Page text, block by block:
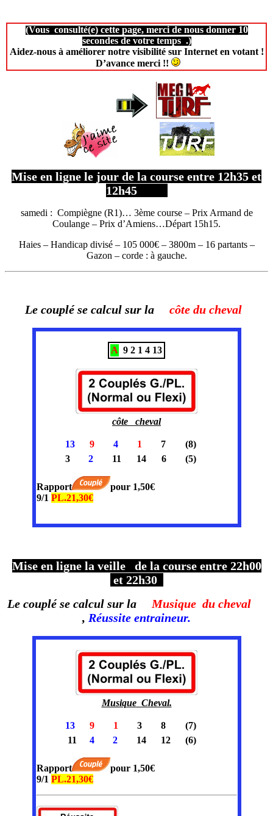
(Vous consulté(e) cette page, merci de nous donner 10
secondes de votre temps .)
Aidez-nous à améliorer notre visibilité sur Internet en votant !
D’avance merci !!
Mise en ligne le jour de la course entre 12h35 et
12h45
samedi : Compiègne (R1)… 3ème course – Prix Armand de
Coulange – Prix d’Amiens…Départ 15h15.
Haies – Handicap divisé – 105 000€ – 3800m – 16 partants –
Gazon – corde : à gauche.
Le couplé se calcul sur la côte du cheval
A 9 2 1 4 13
côte cheval
13 9 4 1 7
(8)
3
2 11 14 6 (5)
Rapport
pour 1,50€
9/1 PL.21,30€
Mise en ligne la veille de la course entre 22h00
et 22h30
Le couplé se calcul sur la
Musique du cheval
, Réussite entraineur.
Musique Cheval.
13 9 1 3 8
(7)
11
4 2 14 12 (6)
Rapport
pour 1,50€
9/1 PL.21,30€